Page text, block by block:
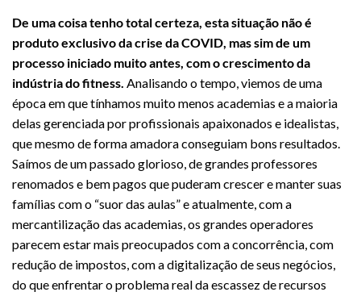
De uma coisa tenho total certeza, esta situação não é
produto exclusivo da crise da COVID, mas sim de um
processo iniciado muito antes, com o crescimento da
indústria do fitness. Analisando o tempo, viemos de uma
época em que tínhamos muito menos academias e a maioria
delas gerenciada por profissionais apaixonados e idealistas,
que mesmo de forma amadora conseguiam bons resultados.
Saímos de um passado glorioso, de grandes professores
renomados e bem pagos que puderam crescer e manter suas
famílias com o “suor das aulas” e atualmente, com a
mercantilização das academias, os grandes operadores
parecem estar mais preocupados com a concorrência, com
redução de impostos, com a digitalização de seus negócios,
do que enfrentar o problema real da escassez de recursos